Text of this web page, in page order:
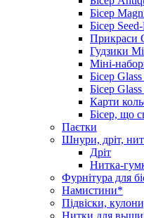
Бісер
Бісер
Прикраси
Гудзики
Міні-
Бісер
Бісер
Карти
Бісер, що
Паєтки
Шнури, дріт,
Дріт
Нитка-
Фурнітура для
Намистини*
Підвіски,
Нитки для